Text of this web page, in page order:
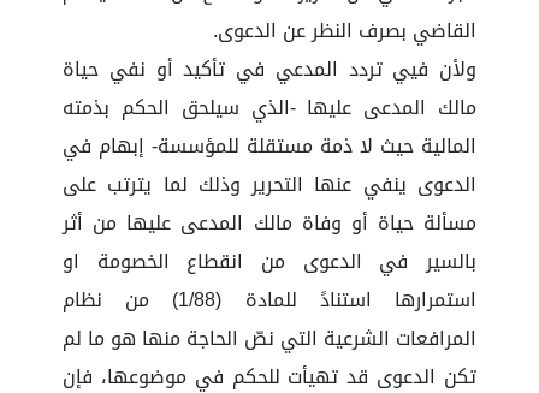
القاضي بصرف النظر عن الدعوى.
ولأن فيي تردد المدعي في تأكيد أو نفي حياة
مالك المدعى عليها -الذي سيلحق الحكم بذمته
المالية حيث لا ذمة مستقلة للمؤسسة- إبهام في
الدعوى ينفي عنها التحرير وذلك لما يترتب على
مسألة حياة أو وفاة مالك المدعى عليها من أثر
بالسير في الدعوى من انقطاع الخصومة او
استمرارها استنادً للمادة (1/88) من نظام
المرافعات الشرعية التي نصّ الحاجة منها هو ما لم
تكن الدعوى قد تهيأت للحكم في موضوعها، فإن